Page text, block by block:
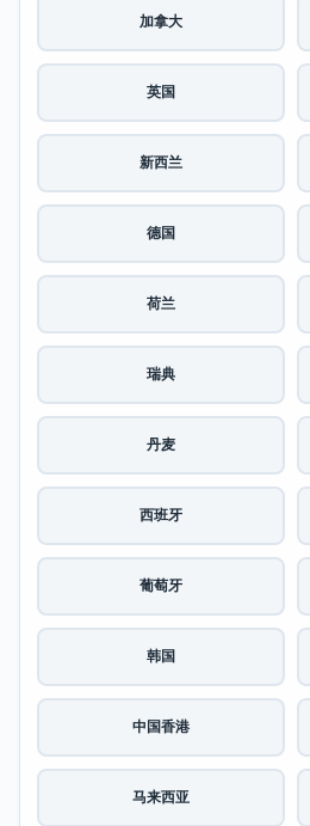
加拿大
英国
新西兰
德国
荷兰
瑞典
丹麦
西班牙
葡萄牙
韩国
中国香港
马来西亚